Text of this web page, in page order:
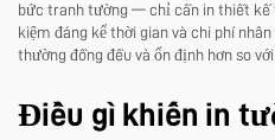
bức tranh tường — chỉ cần in thiết kế
kiệm đáng kể thời gian và chi phí
thường đồng đều và ổn định hơn so
Điều gì khiến in